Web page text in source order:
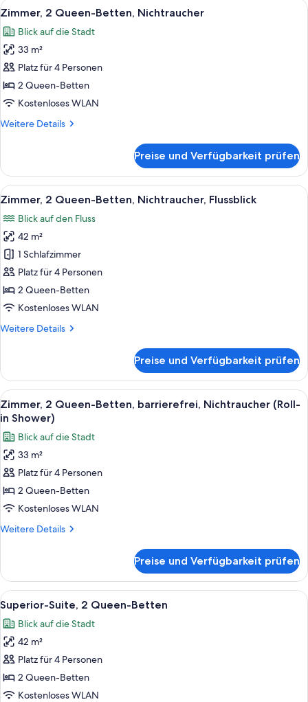
Bett,
Alle
Fotos
für
Zimmer,
2 Queen-
Betten,
Nichtraucher
Ein Hotelzimmer mit zwei Betten,
6
Zimmer, 2 Queen-Betten, Nichtraucher
Blick auf die Stadt
33 m²
Platz für 4 Personen
2 Queen-Betten
Kostenloses WLAN
Weitere Details
Weitere
2 Queen-
Betten,
Nichtraucher
Preise und Verfügbarkeit prüfen
Alle
Fotos
für
Zimmer,
2 Queen-
Betten,
Nichtraucher,
Flussblick
Ein Hotelzimmer mit zwei Betten,
4
Zimmer, 2 Queen-Betten, Nichtraucher, Flussblick
Blick auf den Fluss
42 m²
1 Schlafzimmer
Platz für 4 Personen
2 Queen-Betten
Kostenloses WLAN
Weitere Details
Weitere
2 Queen-
Betten,
Nichtraucher,
Flussblick
Preise und Verfügbarkeit prüfen
Alle
Fotos
für
Zimmer,
2 Queen-
Betten,
barrierefrei,
Nichtraucher
(Roll-
anzeigen
Ein Hotelzimmer mit einem großen
4
Zimmer, 2 Queen-Betten, barrierefrei, Nichtraucher (Roll-
in Shower)
Blick auf die Stadt
33 m²
Platz für 4 Personen
2 Queen-Betten
Kostenloses WLAN
Weitere Details
Weitere
2 Queen-
Betten,
barrierefrei,
Nichtraucher
(Roll-
in
Shower)
Preise und Verfügbarkeit prüfen
Alle
Fotos
für
Superior-
Suite,
2 Queen-
Betten
Ein Hotelzimmer mit zwei Betten,
3
Superior-Suite, 2 Queen-Betten
Blick auf die Stadt
42 m²
Platz für 4 Personen
2 Queen-Betten
Kostenloses WLAN